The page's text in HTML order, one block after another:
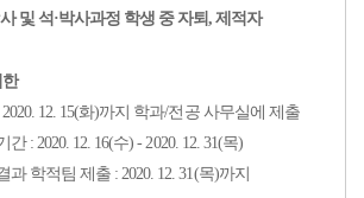
및 석·박사과정 학생 중 자퇴, 제적자
한
12. 15(화)까지 학과/전공 사무실에 제출
: 2020. 12. 16(수) - 2020. 12. 31(목)
학적팀 제출 : 2020. 12. 31(목)까지